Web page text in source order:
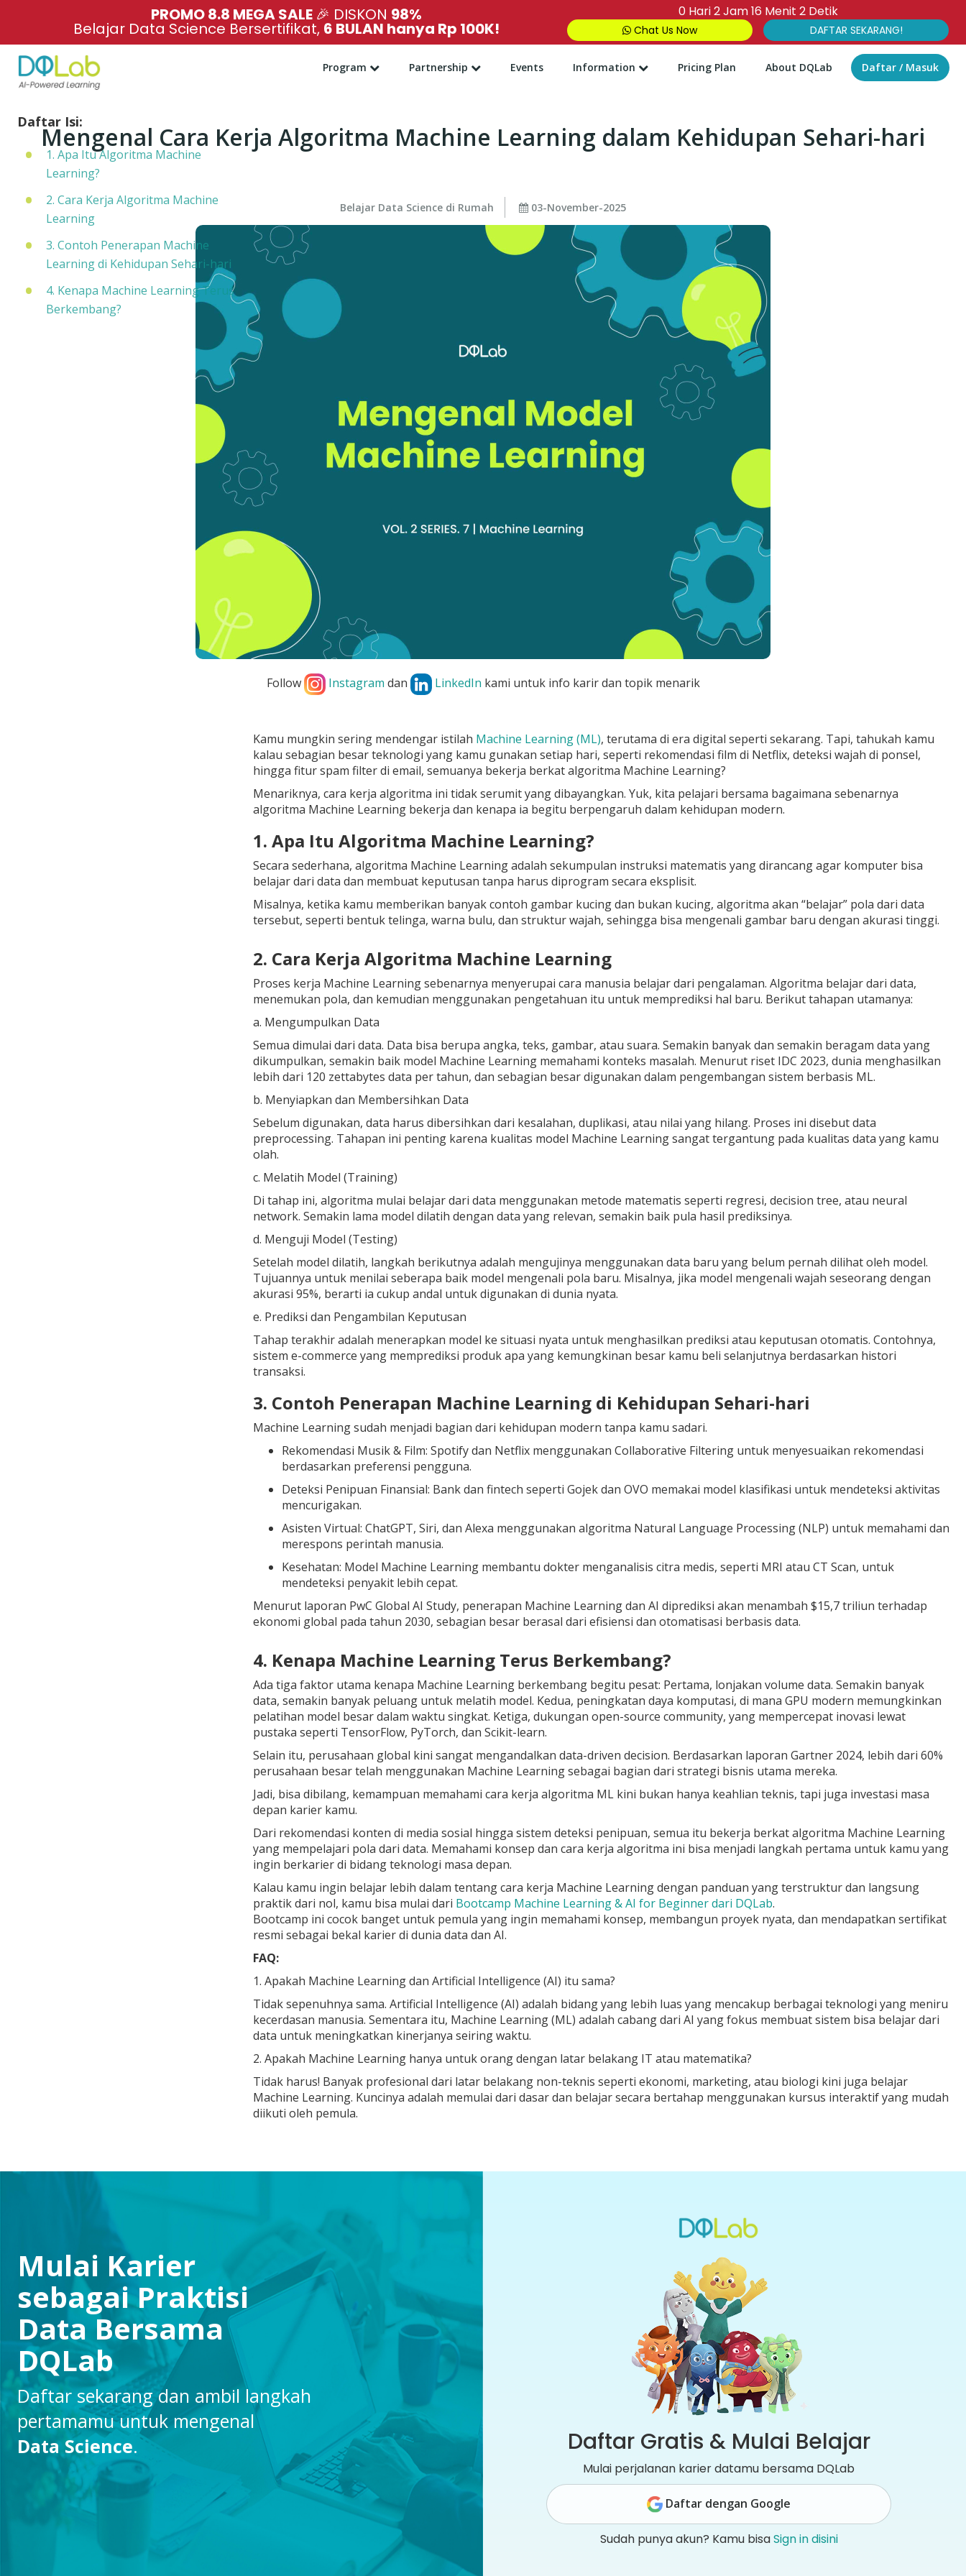
PROMO 8.8 MEGA SALE 🎉 DISKON 98%
Belajar Data Science Bersertifikat, 6 BULAN hanya Rp 100K!
0 Hari2Jam16 Menit1Detik
Chat Us Now DAFTAR SEKARANG!
Program Partnership Events Information Pricing Plan About DQLab Daftar / Masuk
Mengenal Cara Kerja Algoritma Machine Learning dalam Kehidupan Sehari-hari
Belajar Data Science di Rumah 03-November-2025
Follow Instagram dan LinkedIn kami untuk info karir dan topik menarik
Daftar Isi:
1. Apa Itu Algoritma Machine
Learning?
2. Cara Kerja Algoritma Machine
Learning
3. Contoh Penerapan Machine
Learning di Kehidupan Sehari-hari
4. Kenapa Machine Learning Terus
Berkembang?
Kamu mungkin sering mendengar istilah Machine Learning (ML), terutama di era digital seperti sekarang. Tapi, tahukah kamu
kalau sebagian besar teknologi yang kamu gunakan setiap hari, seperti rekomendasi film di Netflix, deteksi wajah di ponsel,
hingga fitur spam filter di email, semuanya bekerja berkat algoritma Machine Learning?
Menariknya, cara kerja algoritma ini tidak serumit yang dibayangkan. Yuk, kita pelajari bersama bagaimana sebenarnya
algoritma Machine Learning bekerja dan kenapa ia begitu berpengaruh dalam kehidupan modern.
1. Apa Itu Algoritma Machine Learning?
Secara sederhana, algoritma Machine Learning adalah sekumpulan instruksi matematis yang dirancang agar komputer bisa
belajar dari data dan membuat keputusan tanpa harus diprogram secara eksplisit.
Misalnya, ketika kamu memberikan banyak contoh gambar kucing dan bukan kucing, algoritma akan “belajar” pola dari data
tersebut, seperti bentuk telinga, warna bulu, dan struktur wajah, sehingga bisa mengenali gambar baru dengan akurasi tinggi.
2. Cara Kerja Algoritma Machine Learning
Proses kerja Machine Learning sebenarnya menyerupai cara manusia belajar dari pengalaman. Algoritma belajar dari data,
menemukan pola, dan kemudian menggunakan pengetahuan itu untuk memprediksi hal baru. Berikut tahapan utamanya:
a. Mengumpulkan Data
Semua dimulai dari data. Data bisa berupa angka, teks, gambar, atau suara. Semakin banyak dan semakin beragam data yang
dikumpulkan, semakin baik model Machine Learning memahami konteks masalah. Menurut riset IDC 2023, dunia menghasilkan
lebih dari 120 zettabytes data per tahun, dan sebagian besar digunakan dalam pengembangan sistem berbasis ML.
b. Menyiapkan dan Membersihkan Data
Sebelum digunakan, data harus dibersihkan dari kesalahan, duplikasi, atau nilai yang hilang. Proses ini disebut data
preprocessing. Tahapan ini penting karena kualitas model Machine Learning sangat tergantung pada kualitas data yang kamu
olah.
c. Melatih Model (Training)
Di tahap ini, algoritma mulai belajar dari data menggunakan metode matematis seperti regresi, decision tree, atau neural
network. Semakin lama model dilatih dengan data yang relevan, semakin baik pula hasil prediksinya.
d. Menguji Model (Testing)
Setelah model dilatih, langkah berikutnya adalah mengujinya menggunakan data baru yang belum pernah dilihat oleh model.
Tujuannya untuk menilai seberapa baik model mengenali pola baru. Misalnya, jika model mengenali wajah seseorang dengan
akurasi 95%, berarti ia cukup andal untuk digunakan di dunia nyata.
e. Prediksi dan Pengambilan Keputusan
Tahap terakhir adalah menerapkan model ke situasi nyata untuk menghasilkan prediksi atau keputusan otomatis. Contohnya,
sistem e-commerce yang memprediksi produk apa yang kemungkinan besar kamu beli selanjutnya berdasarkan histori
transaksi.
3. Contoh Penerapan Machine Learning di Kehidupan Sehari-hari
Machine Learning sudah menjadi bagian dari kehidupan modern tanpa kamu sadari.
Rekomendasi Musik & Film: Spotify dan Netflix menggunakan Collaborative Filtering untuk menyesuaikan rekomendasi
berdasarkan preferensi pengguna.
Deteksi Penipuan Finansial: Bank dan fintech seperti Gojek dan OVO memakai model klasifikasi untuk mendeteksi aktivitas
mencurigakan.
Asisten Virtual: ChatGPT, Siri, dan Alexa menggunakan algoritma Natural Language Processing (NLP) untuk memahami dan
merespons perintah manusia.
Kesehatan: Model Machine Learning membantu dokter menganalisis citra medis, seperti MRI atau CT Scan, untuk
mendeteksi penyakit lebih cepat.
Menurut laporan PwC Global AI Study, penerapan Machine Learning dan AI diprediksi akan menambah $15,7 triliun terhadap
ekonomi global pada tahun 2030, sebagian besar berasal dari efisiensi dan otomatisasi berbasis data.
4. Kenapa Machine Learning Terus Berkembang?
Ada tiga faktor utama kenapa Machine Learning berkembang begitu pesat: Pertama, lonjakan volume data. Semakin banyak
data, semakin banyak peluang untuk melatih model. Kedua, peningkatan daya komputasi, di mana GPU modern memungkinkan
pelatihan model besar dalam waktu singkat. Ketiga, dukungan open-source community, yang mempercepat inovasi lewat
pustaka seperti TensorFlow, PyTorch, dan Scikit-learn.
Selain itu, perusahaan global kini sangat mengandalkan data-driven decision. Berdasarkan laporan Gartner 2024, lebih dari 60%
perusahaan besar telah menggunakan Machine Learning sebagai bagian dari strategi bisnis utama mereka.
Jadi, bisa dibilang, kemampuan memahami cara kerja algoritma ML kini bukan hanya keahlian teknis, tapi juga investasi masa
depan karier kamu.
Dari rekomendasi konten di media sosial hingga sistem deteksi penipuan, semua itu bekerja berkat algoritma Machine Learning
yang mempelajari pola dari data. Memahami konsep dan cara kerja algoritma ini bisa menjadi langkah pertama untuk kamu yang
ingin berkarier di bidang teknologi masa depan.
Kalau kamu ingin belajar lebih dalam tentang cara kerja Machine Learning dengan panduan yang terstruktur dan langsung
praktik dari nol, kamu bisa mulai dari Bootcamp Machine Learning & AI for Beginner dari DQLab.
Bootcamp ini cocok banget untuk pemula yang ingin memahami konsep, membangun proyek nyata, dan mendapatkan sertifikat
resmi sebagai bekal karier di dunia data dan AI.
FAQ:
1. Apakah Machine Learning dan Artificial Intelligence (AI) itu sama?
Tidak sepenuhnya sama. Artificial Intelligence (AI) adalah bidang yang lebih luas yang mencakup berbagai teknologi yang meniru
kecerdasan manusia. Sementara itu, Machine Learning (ML) adalah cabang dari AI yang fokus membuat sistem bisa belajar dari
data untuk meningkatkan kinerjanya seiring waktu.
2. Apakah Machine Learning hanya untuk orang dengan latar belakang IT atau matematika?
Tidak harus! Banyak profesional dari latar belakang non-teknis seperti ekonomi, marketing, atau biologi kini juga belajar
Machine Learning. Kuncinya adalah memulai dari dasar dan belajar secara bertahap menggunakan kursus interaktif yang mudah
diikuti oleh pemula.
Mulai Karier
sebagai Praktisi
Data Bersama
DQLab
Daftar sekarang dan ambil langkah
pertamamu untuk mengenal
Data Science. Daftar Gratis & Mulai Belajar
Mulai perjalanan karier datamu bersama DQLab
Daftar dengan Google
Sudah punya akun? Kamu bisaSign in disini